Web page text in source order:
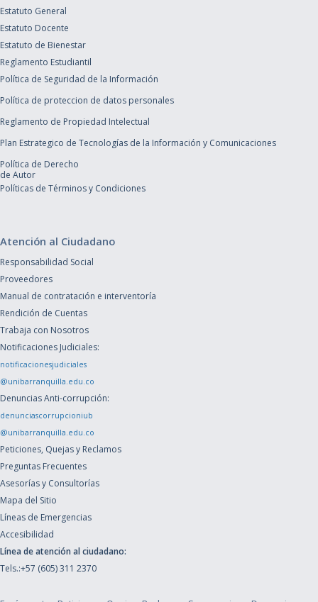
Estatuto General
Estatuto Docente
Estatuto de Bienestar
Reglamento Estudiantil
Política de Seguridad de la Información
Política de proteccion de datos personales
Reglamento de Propiedad Intelectual
Plan Estrategico de Tecnologías de la Información y Comunicaciones
Política de Derecho
de Autor
Políticas de Términos y Condiciones
Atención al Ciudadano
Responsabilidad Social
Proveedores
Manual de contratación e interventoría
Rendición de Cuentas
Trabaja con Nosotros
Notificaciones Judiciales:
notificacionesjudiciales
@unibarranquilla.edu.co
Denuncias Anti-corrupción:
denunciascorrupcioniub
@unibarranquilla.edu.co
Peticiones, Quejas y Reclamos
Preguntas Frecuentes
Asesorías y Consultorías
Mapa del Sitio
Líneas de Emergencias
Accesibilidad
Línea de atención al ciudadano:
Tels.:+57 (605) 311 2370